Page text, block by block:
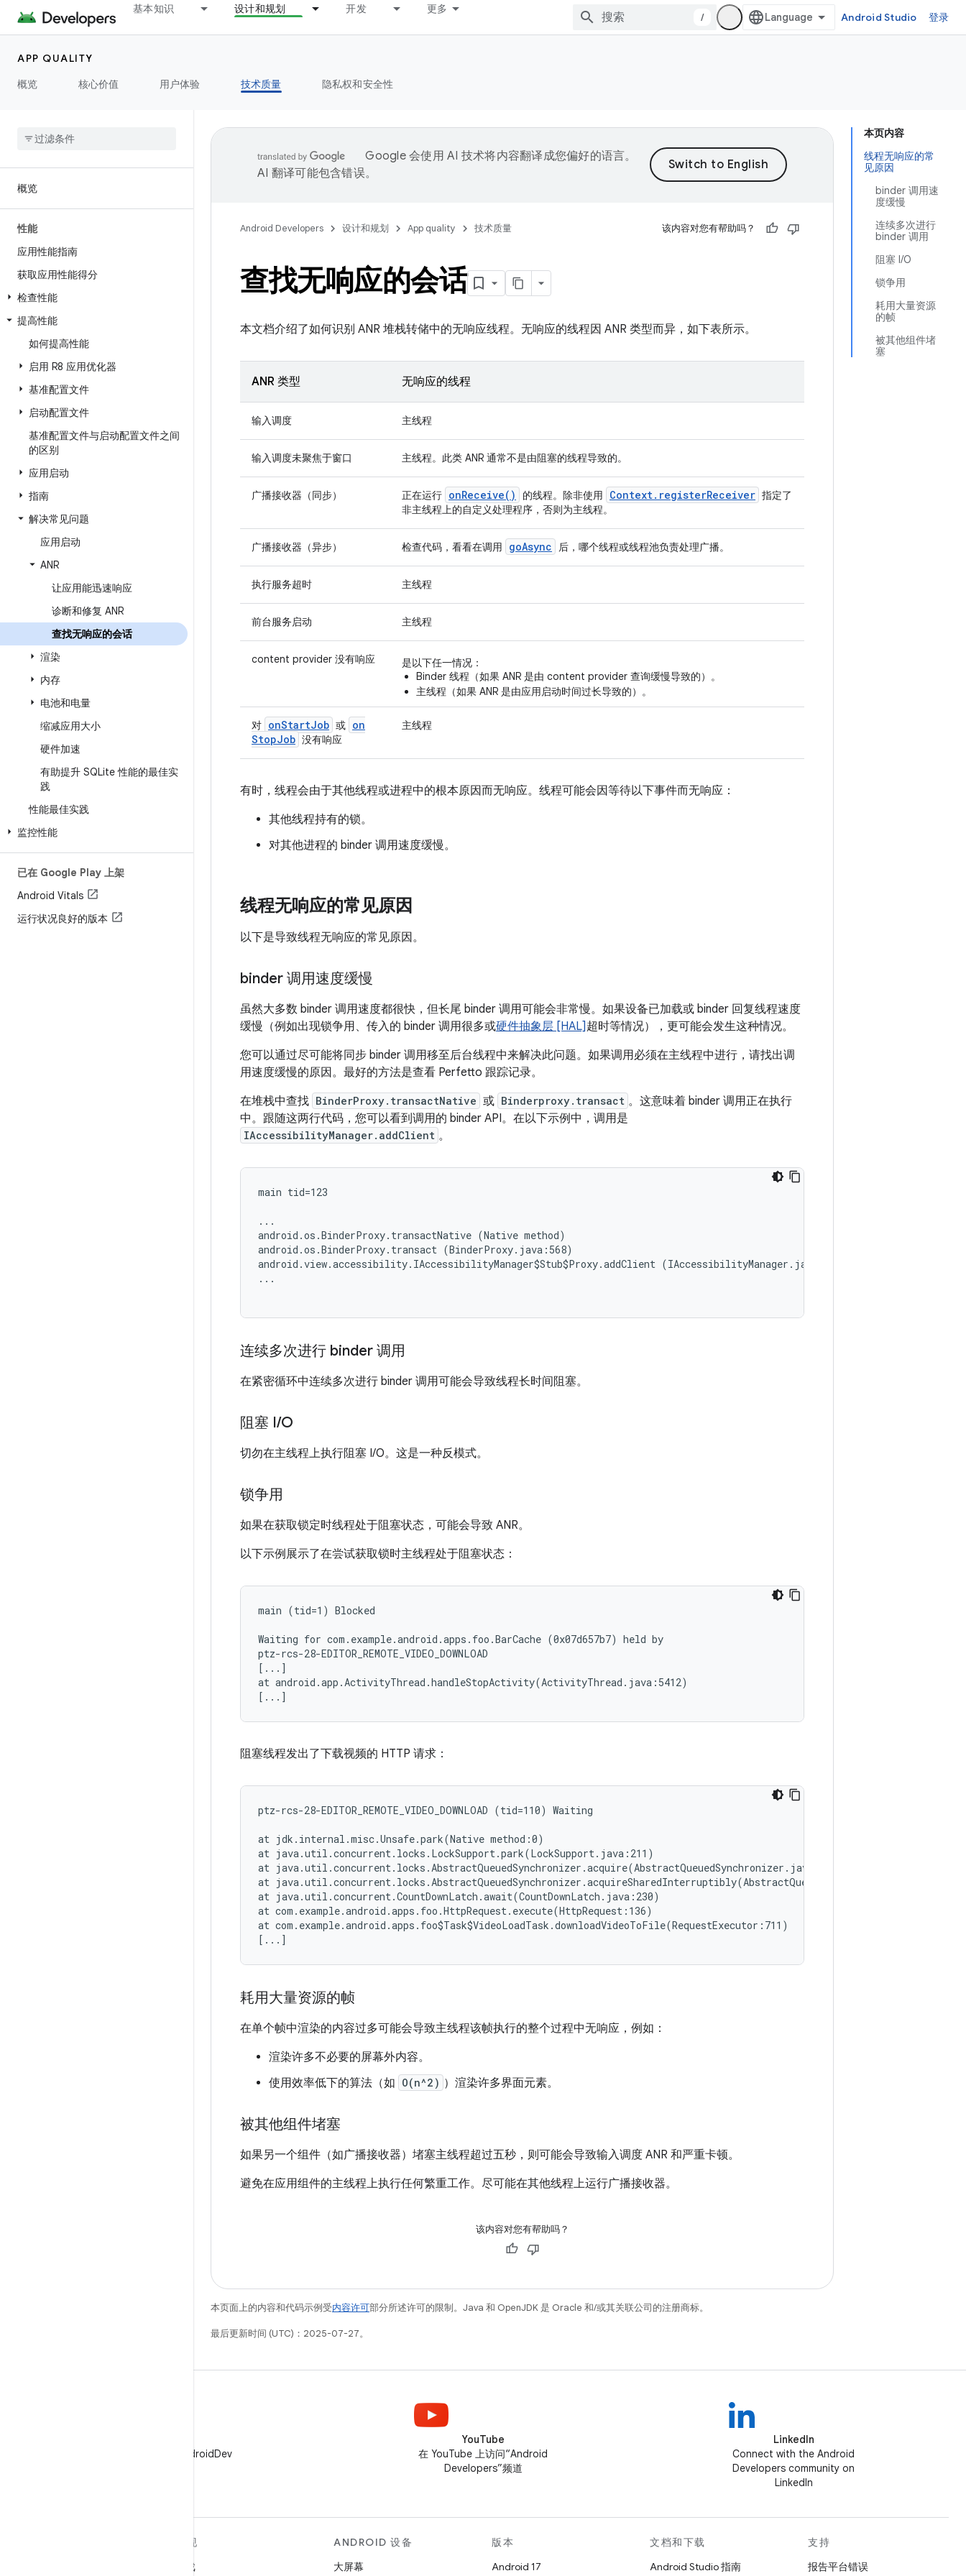
基本知识 设计和规划 开发 更多
/ Android Studio 登录
APP QUALITY
概览
核心价值 用户体验 技术质量 隐私权和安全性
概览
性能
应用性能指南
获取应用性能得分
检查性能
提高性能
如何提高性能
启用 R8 应用优化器
基准配置文件
启动配置文件
基准配置文件与启动配置文件之间
的区别
应用启动
指南
解决常见问题
应用启动
ANR
让应用能迅速响应
诊断和修复 ANR
查找无响应的会话
渲染
内存
电池和电量
缩减应用大小
硬件加速
有助提升 SQLite 性能的最佳实
践
性能最佳实践
监控性能
已在 Google Play 上架
Android Vitals
运行状况良好的版本
本页内容
线程无响应的常
见原因
binder 调用速
度缓慢
连续多次进行
binder 调用
阻塞 I/O
锁争用
耗用大量资源
的帧
被其他组件堵
塞
Google 会使用 AI 技术将内容翻译成您偏好的语言。
AI 翻译可能包含错误。
Android Developers 设计和规划 App quality 技术质量 该内容对您有帮助吗？
查找无响应的会话
本文档介绍了如何识别 ANR 堆栈转储中的无响应线程。无响应的线程因 ANR 类型而异，如下表所示。
ANR 类型 无响应的线程
输入调度 主线程
输入调度未聚焦于窗口 主线程。此类 ANR 通常不是由阻塞的线程导致的。
广播接收器（同步） 正在运行 onReceive( ) 的线程。除非使用 Context. registerReceiver 指定了
非主线程上的自定义处理程序，否则为主线程。
广播接收器（异步） 检查代码，看看在调用 goAsync 后，哪个线程或线程池负责处理广播。
执行服务超时 主线程
前台服务启动 主线程
content provider 没有响应
是以下任一情况：
Binder 线程（如果 ANR 是由 content provider 查询缓慢导致的）。
主线程（如果 ANR 是由应用启动时间过长导致的）。
对 onStartJob 或 on
StopJob 没有响应
主线程
有时，线程会由于其他线程或进程中的根本原因而无响应。线程可能会因等待以下事件而无响应：
其他线程持有的锁。
对其他进程的 binder 调用速度缓慢。
线程无响应的常见原因
以下是导致线程无响应的常见原因。
binder 调用速度缓慢
虽然大多数 binder 调用速度都很快，但长尾 binder 调用可能会非常慢。如果设备已加载或 binder 回复线程速度
缓慢（例如出现锁争用、传入的 binder 调用很多或硬件抽象层 [HAL] 超时等情况），更可能会发生这种情况。
您可以通过尽可能将同步 binder 调用移至后台线程中来解决此问题。如果调用必须在主线程中进行，请找出调
用速度缓慢的原因。最好的方法是查看 Perfetto 跟踪记录。
在堆栈中查找 BinderProxy.transactNative 或 Binderproxy.transact 。这意味着 binder 调用正在执行
中。跟随这两行代码，您可以看到调用的 binder API。在以下示例中，调用是
IAccessibilityManager.addClient 。
main tid=123
...
android.os.BinderProxy.transactNative (Native method)
android.os.BinderProxy.transact (BinderProxy.java:568)
android.view.accessibility.IAccessibilityManager$Stub$Proxy.addClient (IAccessibilityManager.java:599)
...
连续多次进行 binder 调用
在紧密循环中连续多次进行 binder 调用可能会导致线程长时间阻塞。
阻塞 I/O
切勿在主线程上执行阻塞 I/O。这是一种反模式。
锁争用
如果在获取锁定时线程处于阻塞状态，可能会导致 ANR。
以下示例展示了在尝试获取锁时主线程处于阻塞状态：
main (tid=1) Blocked
Waiting for com.example.android.apps.foo.BarCache (0x07d657b7) held by
ptz-rcs-28-EDITOR_REMOTE_VIDEO_DOWNLOAD
[...]
at android.app.ActivityThread.handleStopActivity(ActivityThread.java:5412)
阻塞线程发出了下载视频的 HTTP 请求：
ptz-rcs-28-EDITOR_REMOTE_VIDEO_DOWNLOAD (tid=110) Waiting
at jdk.internal.misc.Unsafe.park(Native method:0)
at java.util.concurrent.locks.LockSupport.park(LockSupport.java:211)
at java.util.concurrent.locks.AbstractQueuedSynchronizer.acquire(AbstractQueuedSynchronizer.java:715)
at java.util.concurrent.locks.AbstractQueuedSynchronizer.acquireSharedInterruptibly(AbstractQueuedSynchronizer.java:1047)
at java.util.concurrent.CountDownLatch.await(CountDownLatch.java:230)
at com.example.android.apps.foo.HttpRequest.execute(HttpRequest:136)
at com.example.android.apps.foo$Task$VideoLoadTask.downloadVideoToFile(RequestExecutor:711)
耗用大量资源的帧
在单个帧中渲染的内容过多可能会导致主线程该帧执行的整个过程中无响应，例如：
渲染许多不必要的屏幕外内容。
使用效率低下的算法（如 O(n^2) ）渲染许多界面元素。
被其他组件堵塞
如果另一个组件（如广播接收器）堵塞主线程超过五秒，则可能会导致输入调度 ANR 和严重卡顿。
避免在应用组件的主线程上执行任何繁重工作。尽可能在其他线程上运行广播接收器。
该内容对您有帮助吗？
本页面上的内容和代码示例受内容许可部分所述许可的限制。Java 和 OpenJDK 是 Oracle 和/或其关联公司的注册商标。
最后更新时间 (UTC)：2025-07-27。
在 X 上关注 @AndroidDev
YouTube
在 YouTube 上访问“Android
Developers”频道
LinkedIn
Connect with the Android
Developers community on
LinkedIn
发现
游戏
ANDROID 设备
大屏幕
版本
Android 17
文档和下载
Android Studio 指南
支持
报告平台错误